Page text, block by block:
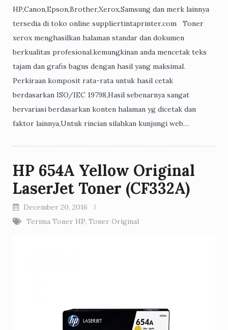
HP,Canon,Epson,Brother,Xerox,Samsung dan merk lainnya
tersedia di toko online suppliertintaprinter.com Toner
xerox menghasilkan halaman standar dan dokumen
berkualitas profesional.kemungkinan anda mencetak teks
tajam dan grafis bagus dengan hasil yang maksimal.
Perkiraan komposit rata-rata untuk hasil cetak
berdasarkan ISO/IEC 19798,Hasil sebenarnya sangat
bervariasi berdasarkan konten halaman yg dicetak dan
faktor lainnya,Untuk rincian silahkan kunjungi web…
HP 654A Yellow Original
LaserJet Toner (CF332A)
December 20, 2016
Terima Toner HP, Toner Original